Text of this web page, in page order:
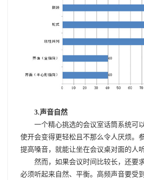
3.声音自然
一个精心挑选的会议室话筒系统可以
使开会变得更轻松且不那么令人厌烦。
提高嗓音，就能让坐在会议桌对面的人
然而，如果会议时间比较长，还要
必须听起来自然、平衡。高频声音要受